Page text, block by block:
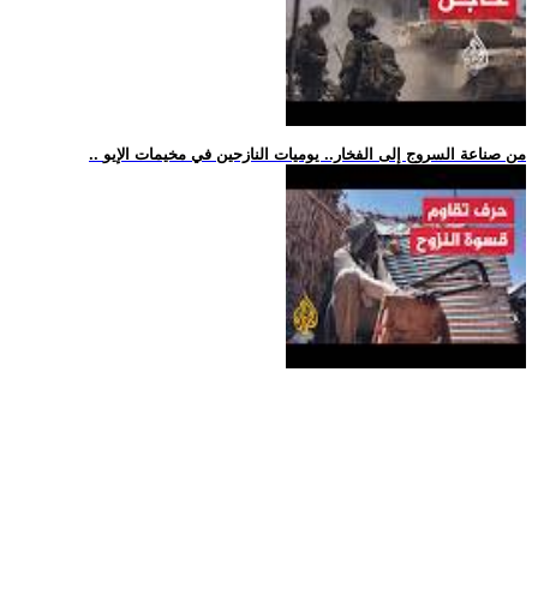
.. من صناعة السروج إلى الفخار.. يوميات النازحين في مخيمات الإيو